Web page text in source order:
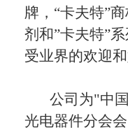
牌，“卡夫特”
剂和”卡夫特”
受业界的欢迎和
公司为"中
光电器件分会